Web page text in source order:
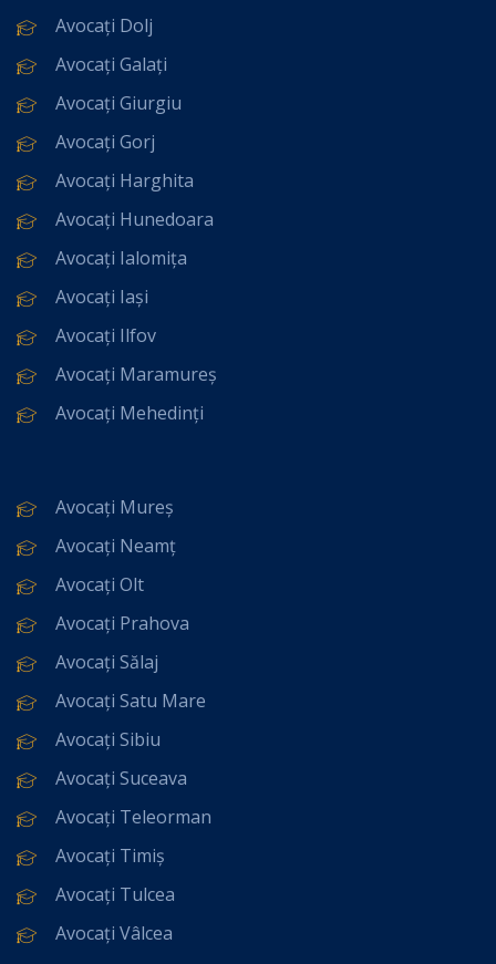
Avocați Dolj
Avocați Galați
Avocați Giurgiu
Avocați Gorj
Avocați Harghita
Avocați Hunedoara
Avocați Ialomița
Avocați Iași
Avocați Ilfov
Avocați Maramureș
Avocați Mehedinți
Avocați Mureș
Avocați Neamț
Avocați Olt
Avocați Prahova
Avocați Sălaj
Avocați Satu Mare
Avocați Sibiu
Avocați Suceava
Avocați Teleorman
Avocați Timiș
Avocați Tulcea
Avocați Vâlcea